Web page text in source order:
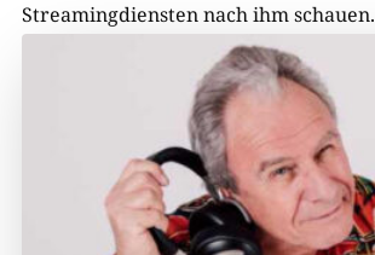
Streamingdiensten nach ihm schauen.